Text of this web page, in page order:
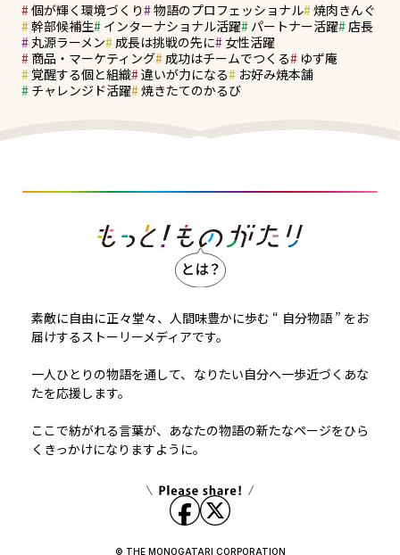
個が輝く環境づくり 物語のプロフェッショナル 焼肉きんぐ
幹部候補生 インターナショナル活躍 パートナー活躍 店長
丸源ラーメン 成長は挑戦の先に
女性活躍
商品・マーケティング 成功はチームでつくる
ゆず庵
覚醒する個と組織 違いが力になる
お好み焼本舗
チャレンジド活躍 焼きたてのかるび
素敵に自由に正々堂々、人間味豊かに歩む “ 自分物語 ” をお
届けするストーリーメディアです。
一人ひとりの物語を通して、なりたい自分へ一歩近づくあな
たを応援します。
ここで紡がれる言葉が、あなたの物語の新たなページをひら
くきっかけになりますように。
© THE MONOGATARI CORPORATION